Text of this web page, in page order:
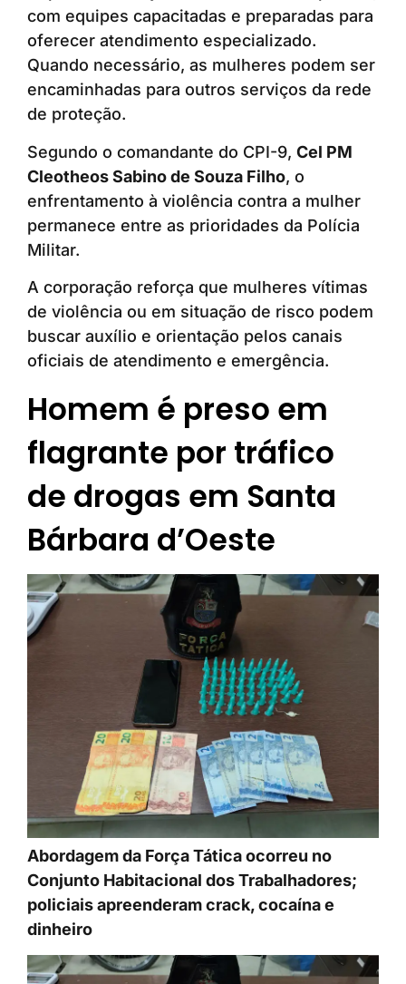
com equipes capacitadas e preparadas para
oferecer atendimento especializado.
Quando necessário, as mulheres podem ser
encaminhadas para outros serviços da rede
de proteção.
Segundo o comandante do CPI-9, Cel PM
Cleotheos Sabino de Souza Filho, o
enfrentamento à violência contra a mulher
permanece entre as prioridades da Polícia
Militar.
A corporação reforça que mulheres vítimas
de violência ou em situação de risco podem
buscar auxílio e orientação pelos canais
oficiais de atendimento e emergência.
Homem é preso em
flagrante por tráfico
de drogas em Santa
Bárbara d’Oeste
Abordagem da Força Tática ocorreu no
Conjunto Habitacional dos Trabalhadores;
policiais apreenderam crack, cocaína e
dinheiro